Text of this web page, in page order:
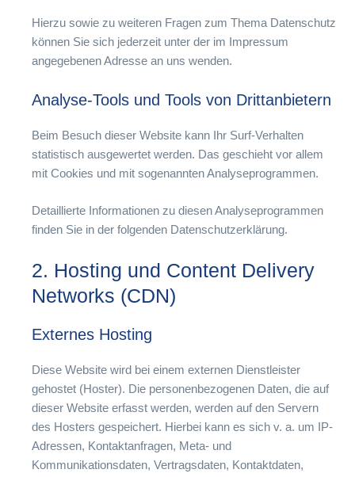
Hierzu sowie zu weiteren Fragen zum Thema Datenschutz
können Sie sich jederzeit unter der im Impressum
angegebenen Adresse an uns wenden.
Analyse-Tools und Tools von Drittanbietern
Beim Besuch dieser Website kann Ihr Surf-Verhalten
statistisch ausgewertet werden. Das geschieht vor allem
mit Cookies und mit sogenannten Analyseprogrammen.
Detaillierte Informationen zu diesen Analyseprogrammen
finden Sie in der folgenden Datenschutzerklärung.
2. Hosting und Content Delivery
Networks (CDN)
Externes Hosting
Diese Website wird bei einem externen Dienstleister
gehostet (Hoster). Die personenbezogenen Daten, die auf
dieser Website erfasst werden, werden auf den Servern
des Hosters gespeichert. Hierbei kann es sich v. a. um IP-
Adressen, Kontaktanfragen, Meta- und
Kommunikationsdaten, Vertragsdaten, Kontaktdaten,